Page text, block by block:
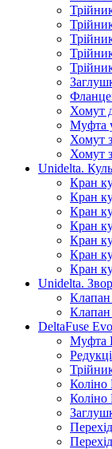
Хомут
Муфта
Хомут
Хомут
Unidelta.
Кран
Кран
Кран
Кран
Кран
Кран
Кран
Unidelta.
Клапан
DeltaFuse
Муфта
Коліно
Коліно